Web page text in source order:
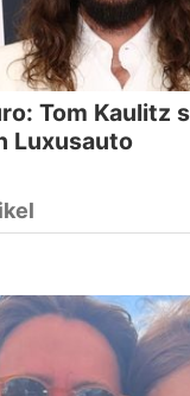
Tom Kaulitz
Luxusauto